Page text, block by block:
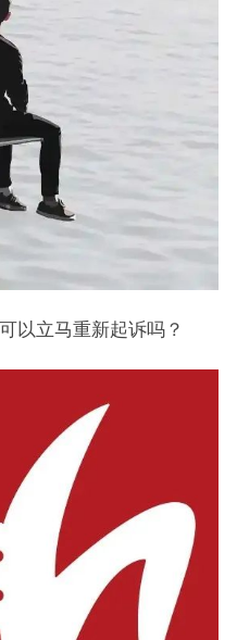
以立马重新起诉吗？